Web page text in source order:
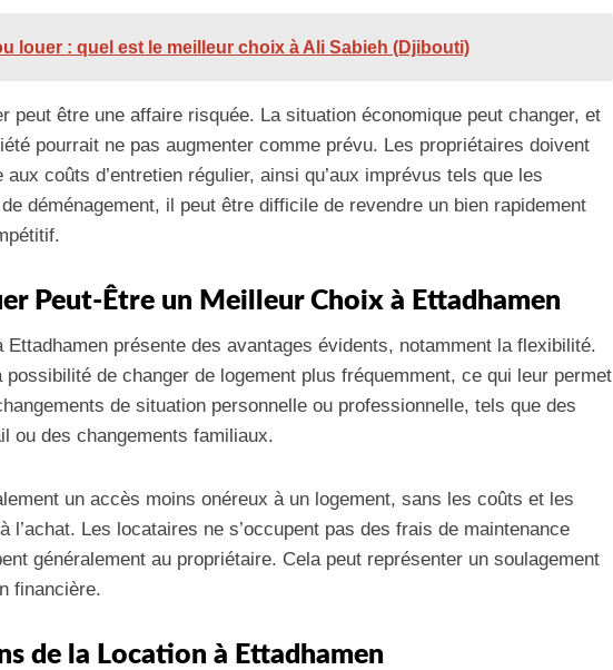
louer : quel est le meilleur choix à Ali Sabieh (Djibouti)
peut être une affaire risquée. La situation économique peut changer, et
pourrait ne pas augmenter comme prévu. Les propriétaires doivent
coûts d’entretien régulier, ainsi qu’aux imprévus tels que les
déménagement, il peut être difficile de revendre un bien rapidement
Peut-Être un Meilleur Choix à Ettadhamen
Ettadhamen présente des avantages évidents, notamment la flexibilité.
de changer de logement plus fréquemment, ce qui leur permet
de situation personnelle ou professionnelle, tels que des
ou des changements familiaux.
un accès moins onéreux à un logement, sans les coûts et les
l’achat. Les locataires ne s’occupent pas des frais de maintenance
généralement au propriétaire. Cela peut représenter un soulagement
financière.
de la Location à Ettadhamen